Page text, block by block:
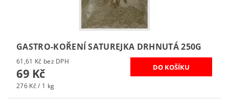
GASTRO-KOŘENÍ SATUREJKA DRHNUTÁ 250G
61,61 Kč bez DPH
69 Kč
276 Kč / 1 kg